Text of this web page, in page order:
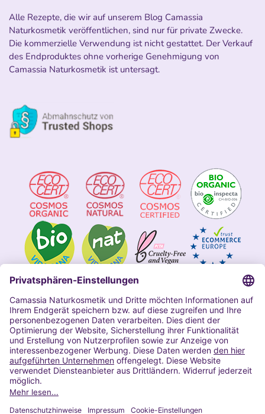
Alle Rezepte, die wir auf unserem Blog Camassia
Naturkosmetik veröffentlichen, sind nur für private Zwecke.
Die kommerzielle Verwendung ist nicht gestattet. Der Verkauf
des Endproduktes ohne vorherige Genehmigung von
Camassia Naturkosmetik ist untersagt.
Impressum
Allgemeine Geschäftsbedingungen
Datenschutzerklärung Camassia
Widerrufsbelehrung
Copyright 2020 | Alle Rechte vorbehalten